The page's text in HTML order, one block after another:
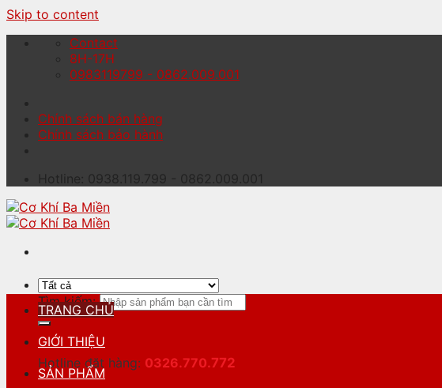
Skip to content
Contact
8H-17H
0983119799 - 0862.009.001
Chính sách bán hàng
Chính sách bảo hành
Hotline: 0938.119.799 - 0862.009.001
Tìm kiếm:
Hotline đặt hàng: 0326.770.772
TRANG CHỦ
GIỚI THIỆU
SẢN PHẨM